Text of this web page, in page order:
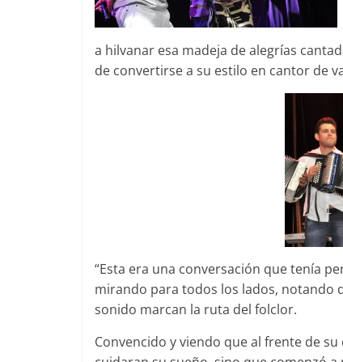
a hilvanar esa madeja de alegrías
de convertirse a su estilo en cantor de
“Esta era una conversación que tenía
mirando para todos los lados, notando
sonido marcan la ruta del folclor.
Convencido y viendo que al frente de